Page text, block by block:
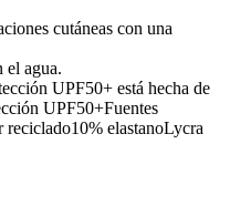
cutáneas con una
el agua.
UPF50+ está hecha de
UPF50+Fuentes
elastanoLycra